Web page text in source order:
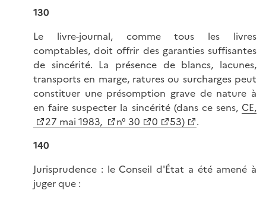
130
Le livre-journal, comme tous les livres
comptables, doit offrir des garanties suffisantes
de sincérité. La présence de blancs, lacunes,
transports en marge, ratures ou surcharges peut
constituer une présomption grave de nature à
en faire suspecter la sincérité (dans ce sens, CE,
27 mai 1983,
n° 30 0 53)
.
140
Jurisprudence : le Conseil d'État a été amené à
juger que :